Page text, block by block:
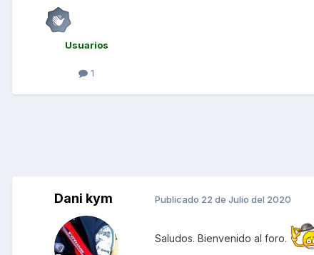
Usuarios
1
Dani kym Publicado 22 de Julio del 2020
Saludos. Bienvenido al foro.